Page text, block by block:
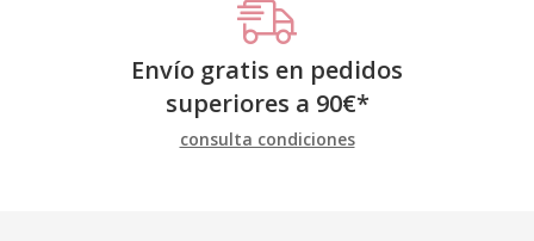
Envío gratis en pedidos
superiores a 90€*
consulta condiciones